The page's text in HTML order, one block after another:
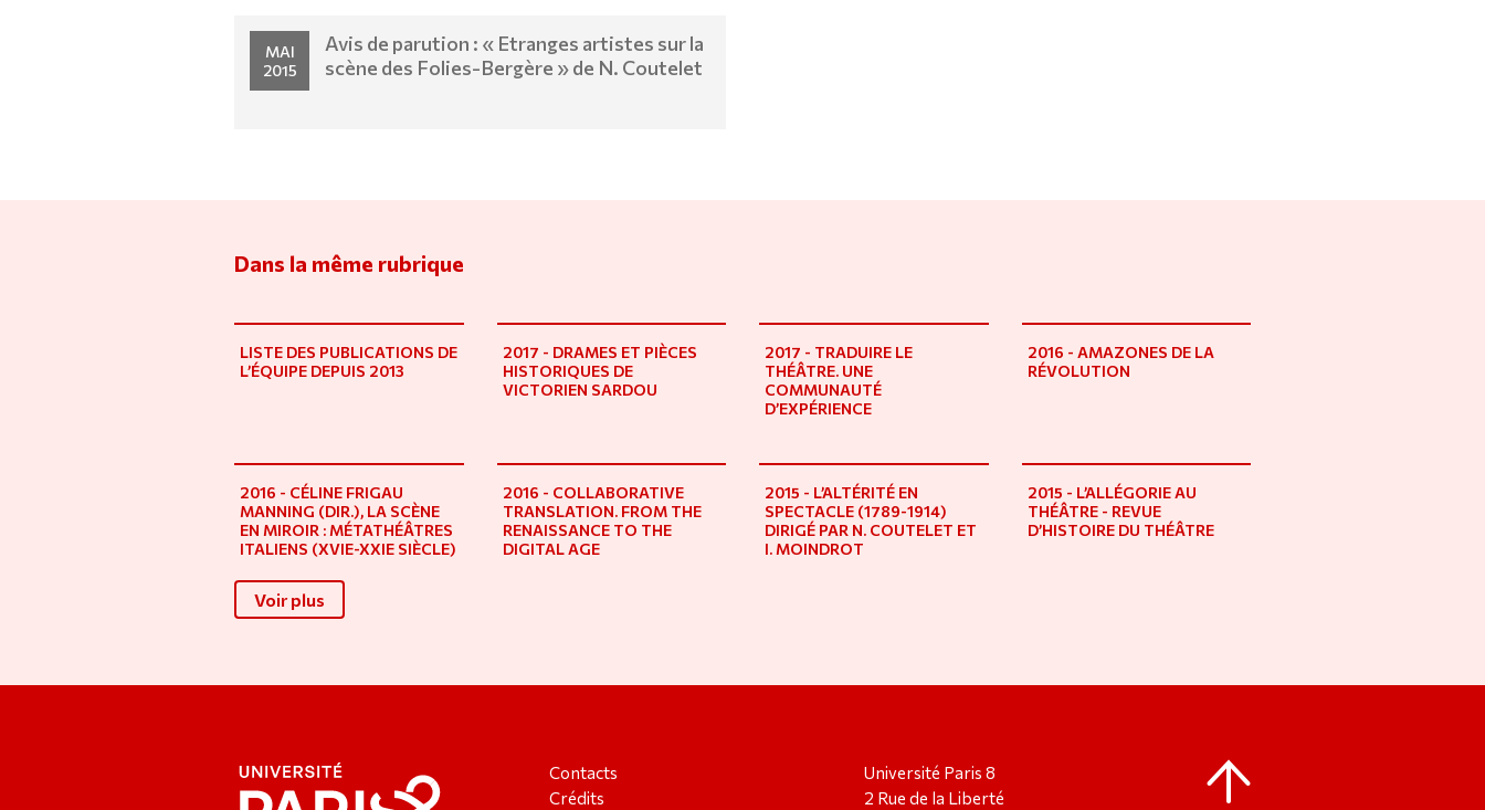
MAI
2015
Avis de parution : « Etranges artistes sur la
scène des Folies-Bergère » de N. Coutelet
Dans la même rubrique
LISTE DES PUBLICATIONS DE
L’ÉQUIPE DEPUIS 2013
2017 - DRAMES ET PIÈCES
HISTORIQUES DE
VICTORIEN SARDOU
2017 - TRADUIRE LE
THÉÂTRE. UNE
COMMUNAUTÉ
D’EXPÉRIENCE
2016 - AMAZONES DE LA
RÉVOLUTION
2016 - CÉLINE FRIGAU
MANNING (DIR.), LA SCÈNE
EN MIROIR : MÉTATHÉÂTRES
ITALIENS (XVIE-XXIE SIÈCLE)
2016 - COLLABORATIVE
TRANSLATION. FROM THE
RENAISSANCE TO THE
DIGITAL AGE
2015 - L’ALTÉRITÉ EN
SPECTACLE (1789-1914)
DIRIGÉ PAR N. COUTELET ET
I. MOINDROT
2015 - L’ALLÉGORIE AU
THÉÂTRE - REVUE
D’HISTOIRE DU THÉÂTRE
Voir plus
Contacts
Crédits
Université Paris 8
2 Rue de la Liberté